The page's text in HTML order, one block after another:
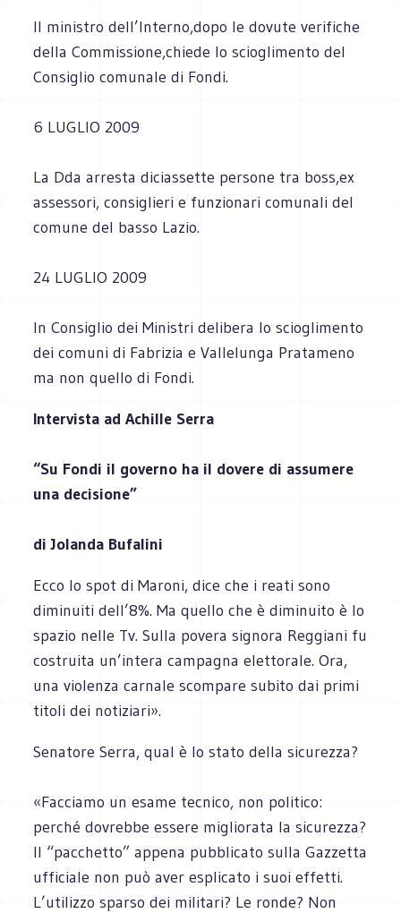
Il ministro dell’Interno,dopo le dovute verifiche
della Commissione,chiede lo scioglimento del
Consiglio comunale di Fondi.
6 LUGLIO 2009
La Dda arresta diciassette persone tra boss,ex
assessori, consiglieri e funzionari comunali del
comune del basso Lazio.
24 LUGLIO 2009
In Consiglio dei Ministri delibera lo scioglimento
dei comuni di Fabrizia e Vallelunga Pratameno
ma non quello di Fondi.
Intervista ad Achille Serra
“Su Fondi il governo ha il dovere di assumere
una decisione”
di Jolanda Bufalini
Ecco lo spot di Maroni, dice che i reati sono
diminuiti dell’8%. Ma quello che è diminuito è lo
spazio nelle Tv. Sulla povera signora Reggiani fu
costruita un’intera campagna elettorale. Ora,
una violenza carnale scompare subito dai primi
titoli dei notiziari».
Senatore Serra, qual è lo stato della sicurezza?
«Facciamo un esame tecnico, non politico:
perché dovrebbe essere migliorata la sicurezza?
Il “pacchetto” appena pubblicato sulla Gazzetta
ufficiale non può aver esplicato i suoi effetti.
L’utilizzo sparso dei militari? Le ronde? Non